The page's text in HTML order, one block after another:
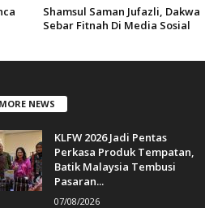
Shamsul Saman Jufazli, Dakwa
Sebar Fitnah Di Media Sosial
NEWS
KLFW 2026 Jadi Pentas
Perkasa Produk Tempatan,
Batik Malaysia Tembusi
Pasaran...
07/08/2026